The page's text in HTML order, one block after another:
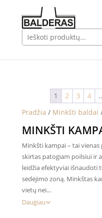
Pradžia / Minkšti baldai
MINKŠTI
Minkšti kampai – tai
skirtas patogiam poilsiui ir
leidžia efektyviai išnaudoti
sėdėjimo zoną. Minkštas
vietų nei...
Daugiau
1 2 3 4